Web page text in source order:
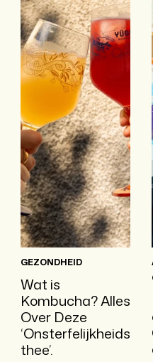
GEZONDHEID
Wat is
Kombucha? Alles
Over Deze
‘Onsterfelijkheids
thee’.